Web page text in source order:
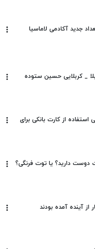
جدید آکادمی لاماسیا
_ کربلایی حسین ستوده
استفاده از کارت بانکی برای
دوست دارید؟ یا توت فرنگی؟
از آینده آمده بودند